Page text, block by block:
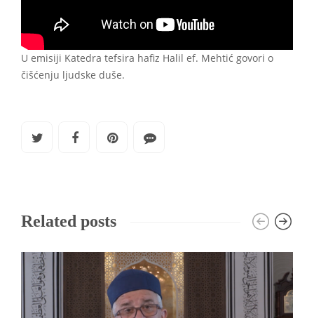
U emisiji Katedra tefsira hafiz Halil ef. Mehtić govori o
čišćenju ljudske duše.
Related posts